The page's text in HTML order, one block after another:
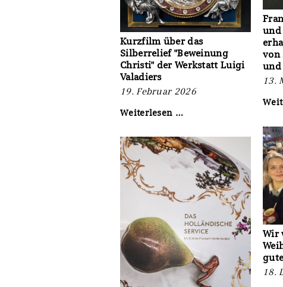
und
von
und
13.
Kurzfilm über das
Silberrelief "Beweinung
Christi" der Werkstatt Luigi
Valadiers
19. Februar 2026
Weiterlesen …Kurzfilm
das
Silberrelief
"Beweinung
Christi"
der
Werkstatt
Luigi
Valadiers
Wir
18.